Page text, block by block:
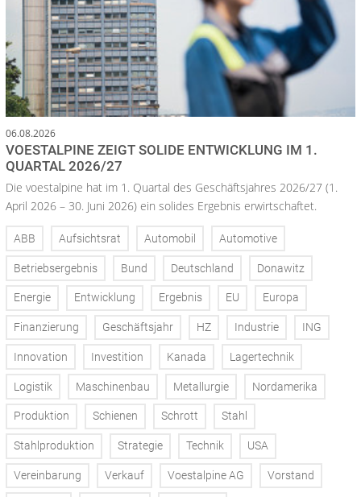
06.08.2026
VOESTALPINE ZEIGT SOLIDE ENTWICKLUNG IM 1.
QUARTAL 2026/27
Die voestalpine hat im 1. Quartal des Geschäftsjahres 2026/27 (1.
April 2026 – 30. Juni 2026) ein solides Ergebnis erwirtschaftet.
ABB Aufsichtsrat Automobil Automotive
Betriebsergebnis Bund Deutschland Donawitz
Energie Entwicklung Ergebnis EU Europa
Finanzierung Geschäftsjahr HZ Industrie ING
Innovation Investition Kanada Lagertechnik
Logistik Maschinenbau Metallurgie Nordamerika
Produktion Schienen Schrott Stahl
Stahlproduktion Strategie Technik USA
Vereinbarung Verkauf Voestalpine AG Vorstand